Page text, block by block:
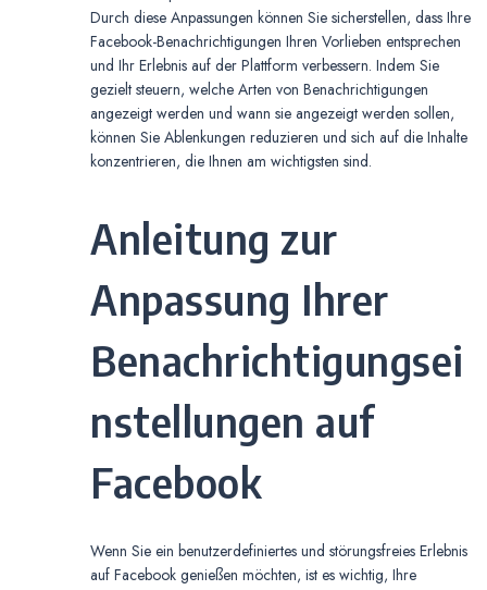
Durch diese Anpassungen können Sie sicherstellen, dass Ihre
Facebook-Benachrichtigungen Ihren Vorlieben entsprechen
und Ihr Erlebnis auf der Plattform verbessern. Indem Sie
gezielt steuern, welche Arten von Benachrichtigungen
angezeigt werden und wann sie angezeigt werden sollen,
können Sie Ablenkungen reduzieren und sich auf die Inhalte
konzentrieren, die Ihnen am wichtigsten sind.
Anleitung zur
Anpassung Ihrer
Benachrichtigungsei
nstellungen auf
Facebook
Wenn Sie ein benutzerdefiniertes und störungsfreies Erlebnis
auf Facebook genießen möchten, ist es wichtig, Ihre